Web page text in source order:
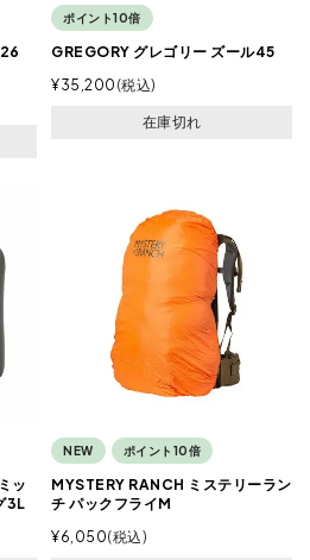
ポイント10倍
GREGORY グレゴリー ズール45
¥35,200 税込
在庫切れ
ッ
3L
NEW ポイント10倍
MYSTERY RANCH ミステリーラン
チ パックフライM
¥6,050 税込